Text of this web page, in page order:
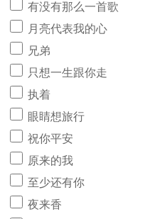
有没有那么一首歌
月亮代表我的心
兄弟
只想一生跟你走
执着
眼睛想旅行
祝你平安
原来的我
至少还有你
夜来香